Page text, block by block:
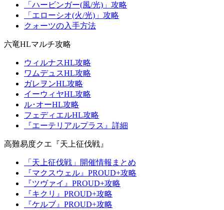
「ハービンガー(風/光)」攻略
「エローシオ(火/光)」攻略
クォーツの入手方法
六竜HLマルチ攻略
ウィルナスHL攻略
ワムデュスHL攻略
ガレヲンHL攻略
イーウィヤHL攻略
ル･オーHL攻略
フェディエルHL攻略
『エーテリアルプラス』詳細
高難易度クエ『天上征伐戦』
「天上征伐戦」開催情報まとめ
『マクスウェル』PROUD+攻略
『ツヴァイ』PROUD+攻略
『キクリ』PROUD+攻略
『ケルブ』PROUD+攻略